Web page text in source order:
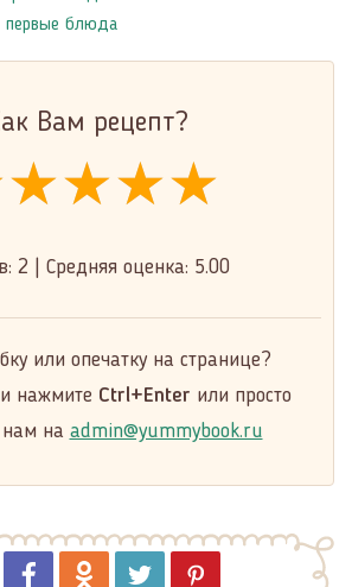
первые блюда
Вам рецепт?
2 Средняя оценка: 5.00
или опечатку на странице?
нажмите Ctrl+Enter или просто
на admin@yummybook.ru